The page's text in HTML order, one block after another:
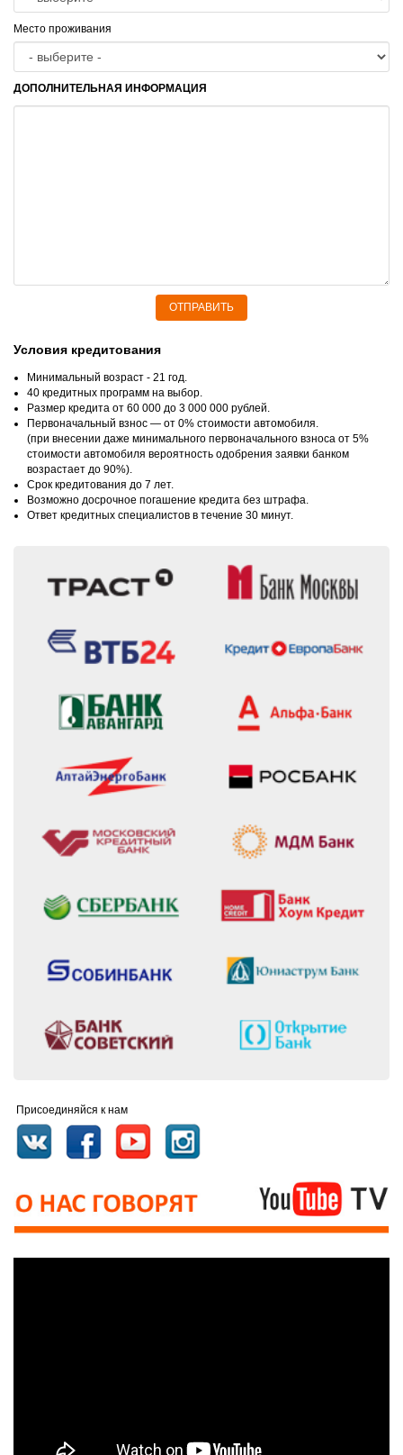
Место проживания
ДОПОЛНИТЕЛЬНАЯ ИНФОРМАЦИЯ
ОТПРАВИТЬ
Условия кредитования
Минимальный возраст - 21 год.
40 кредитных программ на выбор.
Размер кредита от 60 000 до 3 000 000 рублей.
Первоначальный взнос — от 0% стоимости автомобиля.
(при внесении даже минимального первоначального взноса от 5%
стоимости автомобиля вероятность одобрения заявки банком
возрастает до 90%).
Срок кредитования до 7 лет.
Возможно досрочное погашение кредита без штрафа.
Ответ кредитных специалистов в течение 30 минут.
Присоединяйся к нам